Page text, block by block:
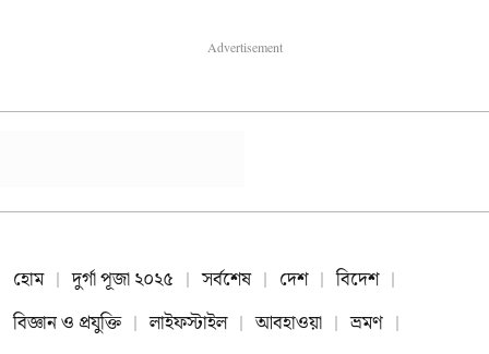
Advertisement
হোম দুর্গা পূজা ২০২৫ সর্বশেষ দেশ
বিদেশ
বিজ্ঞান ও প্রযুক্তি
লাইফস্টাইল আবহাওয়া
ভ্রমণ